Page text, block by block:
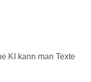
KI kann man Texte